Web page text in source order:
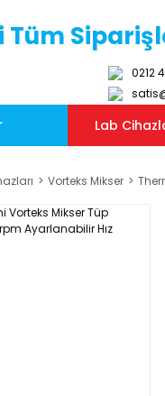
0212
Lab
Vorteks Mikser